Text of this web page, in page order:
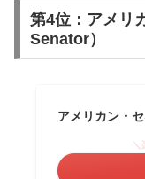
第4位：アメリ
Senator）
アメリカン・
＼